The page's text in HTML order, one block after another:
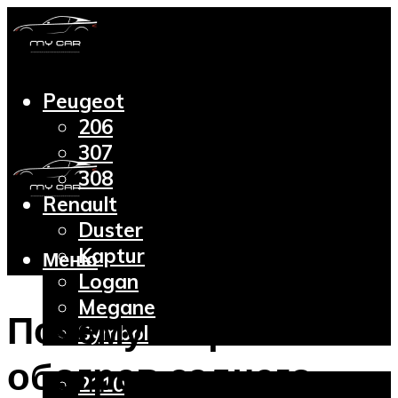
Peugeot
206
307
308
Renault
Duster
Kaptur
Logan
Megane
Symbol
Lada
2110
Меню
Почему не работает
обогрев заднего